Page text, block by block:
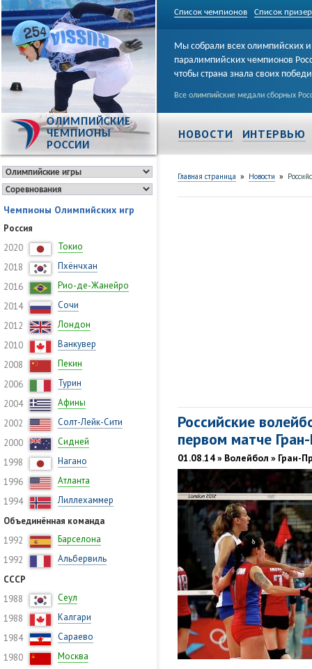
Список чемпионов Список
ОЛИМПИЙСКИЕ
ЧЕМПИОНЫ
РОССИИ
Мы собрали всех олимпийских и
паралимпийских чемпионов
чтобы страна знала своих
Все олимпийские медали сборных
НОВОСТИ ИНТЕРВЬЮ
Чемпионы Олимпийских игр
Россия
2020
Токио
2018
Пхёнчхан
2016
Рио-де-Жанейро
2014
Сочи
2012
Лондон
2010
Ванкувер
2008
Пекин
2006
Турин
2004
Афины
2002
Солт-Лейк-Сити
2000
Сидней
1998
Нагано
1996
Атланта
1994
Лиллехаммер
Объединённая команда
1992
Барселона
1992
Альбервиль
СССР
1988
Сеул
1988
Калгари
1984
Сараево
1980
Москва
Главная страница » Новости »
Российские
первом матче
01.08.14 » Волейбол » Гран-